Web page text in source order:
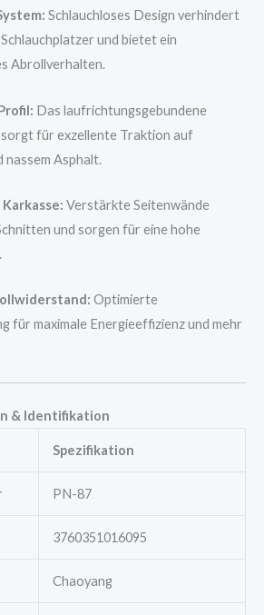
Schlauchloses Design verhindert
und bietet ein
Abrollverhalten.
Das laufrichtungsgebundene
für exzellente Traktion auf
nassem Asphalt.
Verstärkte Seitenwände
und sorgen für eine hohe
Optimierte
für maximale Energieeffizienz und mehr
& Identifikation
Spezifikation
PN-87
3760351016095
Chaoyang